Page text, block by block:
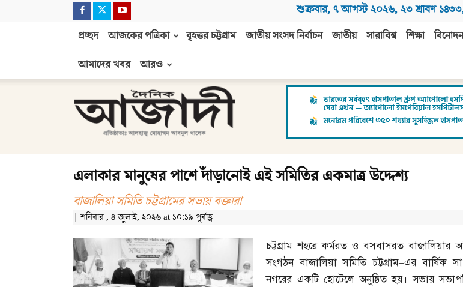
শুক্রবার, ৭ আগস্ট ২০২৬, ২৩ শ্রাবণ ১৪৩৩
প্রচ্ছদ আজকের পত্রিকা বৃহত্তর চট্টগ্রাম জাতীয় সংসদ নির্বাচন জাতীয় সারাবিশ্ব শিক্ষা বিনোদন
আমাদের খবর
আরও
আজাদী
এলাকার মানুষের পাশে দাঁড়ানোই এই সমিতির একমাত্র উদ্দেশ্য
বাজালিয়া সমিতি চট্টগ্রামের সভায় বক্তারা
| শনিবার , ৪ জুলাই, ২০২৬ at ১০:১৯ পূর্বাহ্ণ
চট্টগ্রাম শহরে কর্মরত ও বসবাসরত বাজালিয়ার
সংগঠন বাজালিয়া সমিতি চট্টগ্রাম–এর বার্ষিক
নগরের একটি হোটেলে অনুষ্ঠিত হয়। সভায়